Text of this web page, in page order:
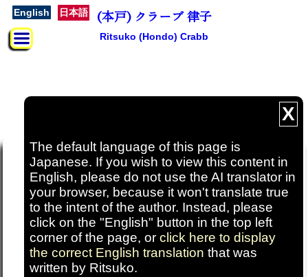
English 日本語 (本戸) クラーブ 律子
Ritsuko (Hondo) Crabb
RitsukoCrabb.com へのお問い合わせ
ご意見・ご質問は下記までご連絡ください
RitsukoCrabb.com に関するご意見、ご提案、ご質問
をお待ちしております。
下記のフォームからお問い合わせください。
RitsukoCrabb.com をご利用いただき、ありがとうご
X
The default language of this page is
Japanese. If you wish to view this content in
English, please do not use the AI translator in
your browser, because it won't translate true
to the intent of the author. Instead, please
click on the "English" button in the top left
corner of the page, or click here to display
the correct English translation that was
written by Ritsuko.